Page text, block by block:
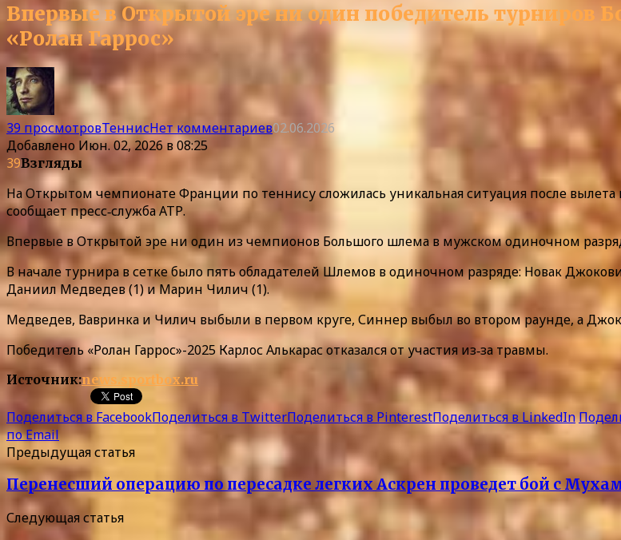
Впервые в Открытой эре ни один победитель турниров
«Ролан Гаррос»
39 просмотровТеннисНет комментариев02.06.2026
Добавлено Июн. 02, 2026 в 08:25
39Взгляды
На Открытом чемпионате Франции по теннису сложилась уникальная ситуация после
сообщает пресс‑служба АТР.
Впервые в Открытой эре ни один из чемпионов Большого шлема в мужском одиночном
В начале турнира в сетке было пять обладателей Шлемов в одиночном разряде: Новак
Даниил Медведев (1) и Марин Чилич (1).
Медведев, Вавринка и Чилич выбыли в первом круге, Синнер выбыл во втором раунде, а
Победитель «Ролан Гаррос»-2025 Карлос Алькарас отказался от участия из‑за травмы.
Источник:news.sportbox.ru
Поделиться в FacebookПоделиться в TwitterПоделиться в PinterestПоделиться в LinkedIn
по Email
Предыдущая статья
Перенесший операцию по пересадке легких Аскрен проведет бой с
Следующая статья